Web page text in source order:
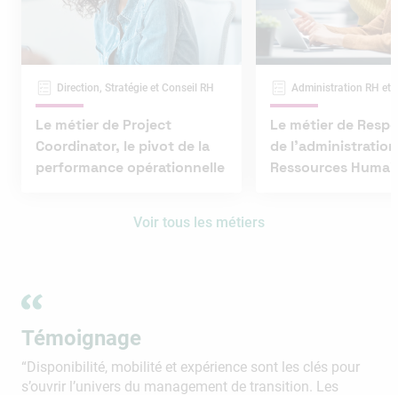
Direction, Stratégie et Conseil RH
Le métier de Project
Coordinator, le pivot de la
performance opérationnelle
Administration RH et
Le métier de
de
Ressources
Voir tous les métiers
Témoignage
“Disponibilité, mobilité et expérience sont les clés pour
s’ouvrir l’univers du management de transition. Les